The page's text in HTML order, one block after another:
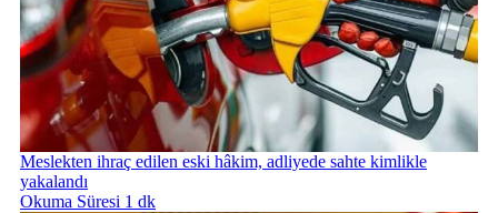
Meslekten ihraç edilen eski hâkim, adliyede sahte kimlikle
yakalandı
Okuma Süresi 1 dk